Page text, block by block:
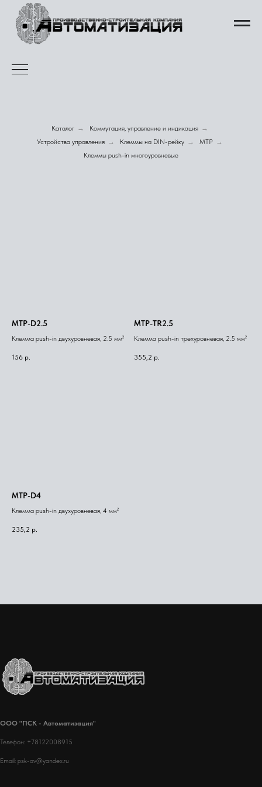
Каталог → Коммутация, управление и индикация →
Устройства управления → Клеммы на DIN-рейку → MTP →
Клеммы push-in многоуровневые
MTP-D2.5
Клемма push-in двухуровневая, 2.5 мм²
156 р.
MTP-TR2.5
Клемма push-in трехуровневая, 2.5 мм²
355,2 р.
MTP-D4
Клемма push-in двухуровневая, 4 мм²
235,2 р.
ООО "ПСК - Автоматизация"
Телефон: +78122008915
Email: psk-av@yandex.ru